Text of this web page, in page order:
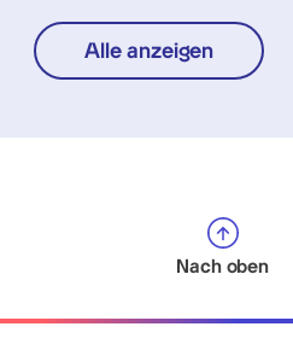
Alle anzeigen
Nach oben